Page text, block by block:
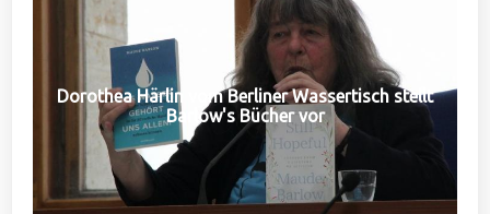
Dorothea Härlin vom Berliner Wassertisch stellt
Barlow's Bücher vor